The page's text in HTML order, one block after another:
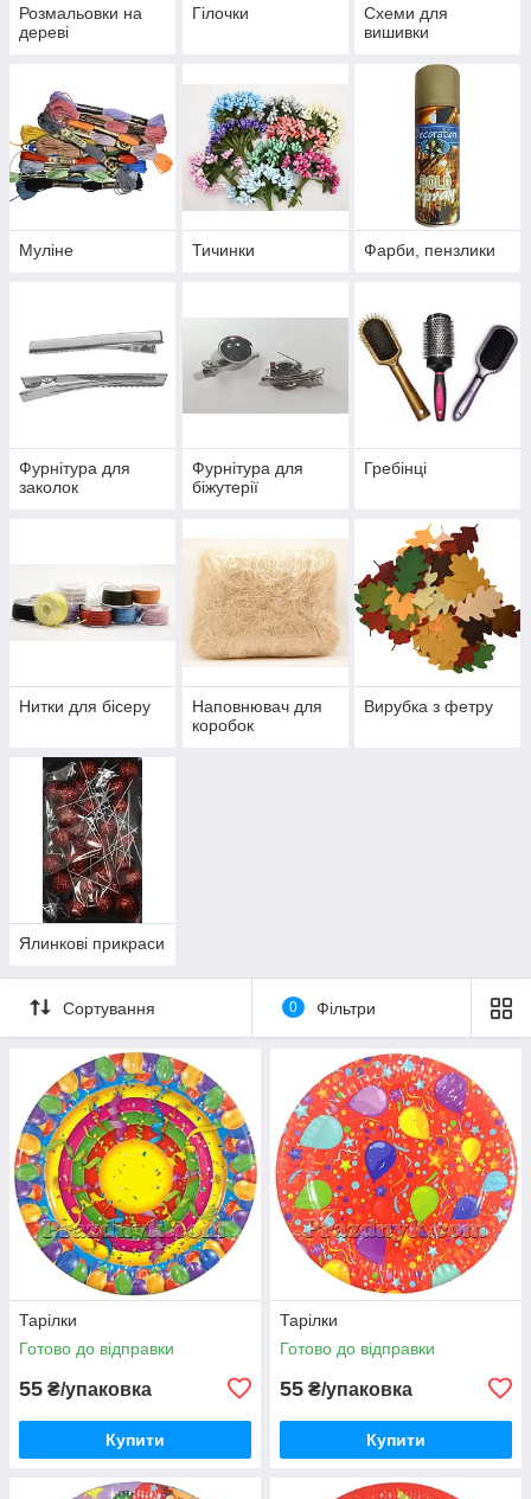
Розмальовки на
дереві
Гілочки
Схеми для
вишивки
Муліне Тичинки Фарби, пензлики
Фурнітура для
заколок
Фурнітура для
біжутерії
Гребінці
Нитки для бісеру
Наповнювач для
коробок
Вирубка з фетру
Ялинкові прикраси
Сортування 0 Фільтри
Тарілки
Готово до відправки
55 ₴/упаковка
Купити
Тарілки
Готово до відправки
55 ₴/упаковка
Купити